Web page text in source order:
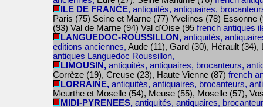
ILE DE FRANCE, antiquités, antiquaires,
Paris (75) Seine et Marne (77) Yvelines (78) Essonne
(93) Val de Marne (94) Val d'Oise (95 french antiques
LANGUEDOC-ROUSSILLON, antiquités,
editions anciennes, Aude (11), Gard (30), Hérault
antiques Languedoc Roussillon,
LIMOUSIN, antiquités, antiquaires, brocanteurs,
Corrèze (19), Creuse (23), Haute Vienne (87) french
LORRAINE, antiquités, antiquaires, brocanteurs,
Meurthe et Moselle (54), Meuse (55), Moselle (57),
MIDI-PYRENEES, antiquités, antiquaires,